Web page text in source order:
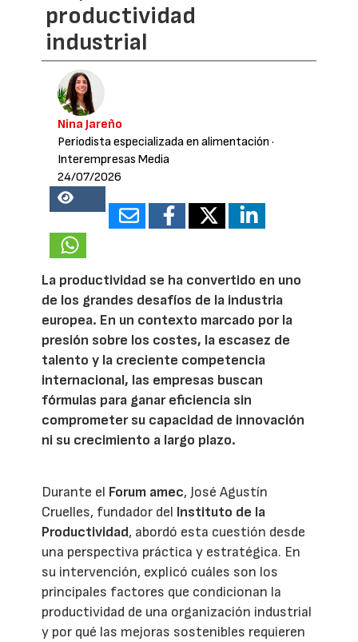
productividad
industrial
Nina Jareño
Periodista especializada en alimentación ·
Interempresas Media
24/07/2026
19682
La productividad se ha convertido en uno
de los grandes desafíos de la industria
europea. En un contexto marcado por la
presión sobre los costes, la escasez de
talento y la creciente competencia
internacional, las empresas buscan
fórmulas para ganar eficiencia sin
comprometer su capacidad de innovación
ni su crecimiento a largo plazo.
Durante el Forum amec, José Agustín
Cruelles, fundador del Instituto de la
Productividad, abordó esta cuestión desde
una perspectiva práctica y estratégica. En
su intervención, explicó cuáles son los
principales factores que condicionan la
productividad de una organización industrial
y por qué las mejoras sostenibles requieren